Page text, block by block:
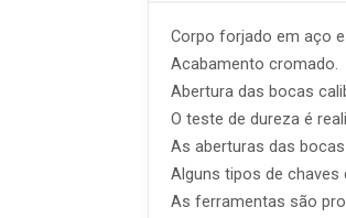
Corpo forjado em aço
Acabamento cromado.
Abertura das bocas
O teste de dureza é
As aberturas das
Alguns tipos de
As ferramentas são